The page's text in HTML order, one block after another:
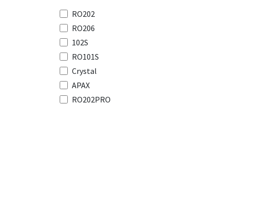
RO202
RO206
102S
RO101S
Crystal
APAX
RO202PRO